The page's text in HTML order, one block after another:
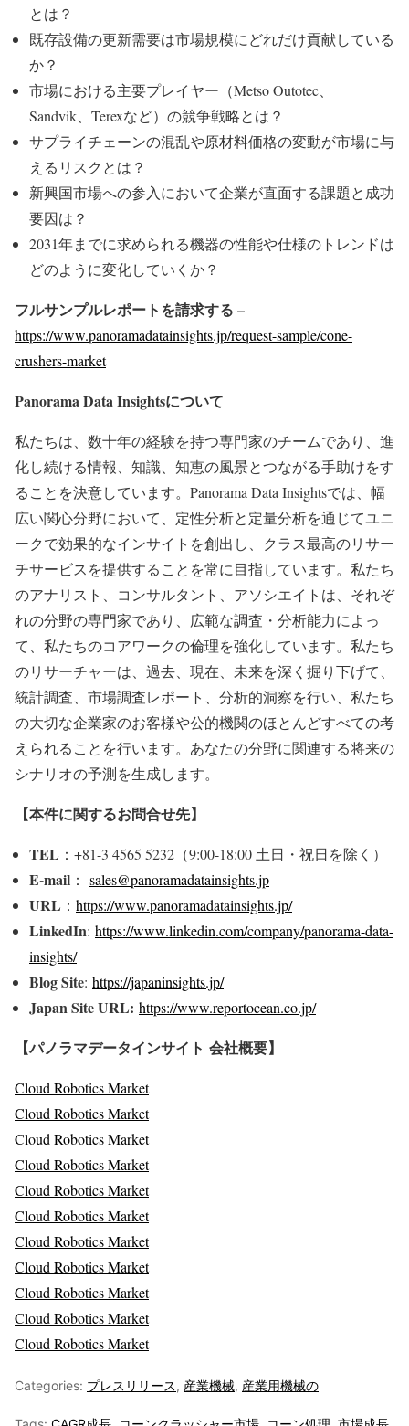
とは？
既存設備の更新需要は市場規模にどれだけ貢献している
か？
市場における主要プレイヤー（Metso Outotec、
Sandvik、Terexなど）の競争戦略とは？
サプライチェーンの混乱や原材料価格の変動が市場に与
えるリスクとは？
新興国市場への参入において企業が直面する課題と成功
要因は？
2031年までに求められる機器の性能や仕様のトレンドは
どのように変化していくか？
フルサンプルレポートを請求する –
https://www.panoramadatainsights.jp/request-sample/cone-
crushers-market
Panorama Data Insightsについて
私たちは、数十年の経験を持つ専門家のチームであり、進
化し続ける情報、知識、知恵の風景とつながる手助けをす
ることを決意しています。Panorama Data Insightsでは、幅
広い関心分野において、定性分析と定量分析を通じてユニ
ークで効果的なインサイトを創出し、クラス最高のリサー
チサービスを提供することを常に目指しています。私たち
のアナリスト、コンサルタント、アソシエイトは、それぞ
れの分野の専門家であり、広範な調査・分析能力によっ
て、私たちのコアワークの倫理を強化しています。私たち
のリサーチャーは、過去、現在、未来を深く掘り下げて、
統計調査、市場調査レポート、分析的洞察を行い、私たち
の大切な企業家のお客様や公的機関のほとんどすべての考
えられることを行います。あなたの分野に関連する将来の
シナリオの予測を生成します。
【本件に関するお問合せ先】
TEL ：+81-3 4565 5232（9:00-18:00 土日・祝日を除く）
E-mail ： sales@panoramadatainsights.jp
URL ： https://www.panoramadatainsights.jp/
LinkedIn: https://www.linkedin.com/company/panorama-data-
insights/
Blog Site: https://japaninsights.jp/
Japan Site URL: https://www.reportocean.co.jp/
【パノラマデータインサイト 会社概要】
Cloud Robotics Market
Cloud Robotics Market
Cloud Robotics Market
Cloud Robotics Market
Cloud Robotics Market
Cloud Robotics Market
Cloud Robotics Market
Cloud Robotics Market
Cloud Robotics Market
Cloud Robotics Market
Cloud Robotics Market
Categories: プレスリリース, 産業機械, 産業用機械の